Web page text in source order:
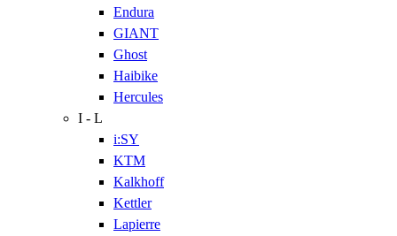
Endura
GIANT
Ghost
Haibike
Hercules
I - L
i:SY
KTM
Kalkhoff
Kettler
Lapierre